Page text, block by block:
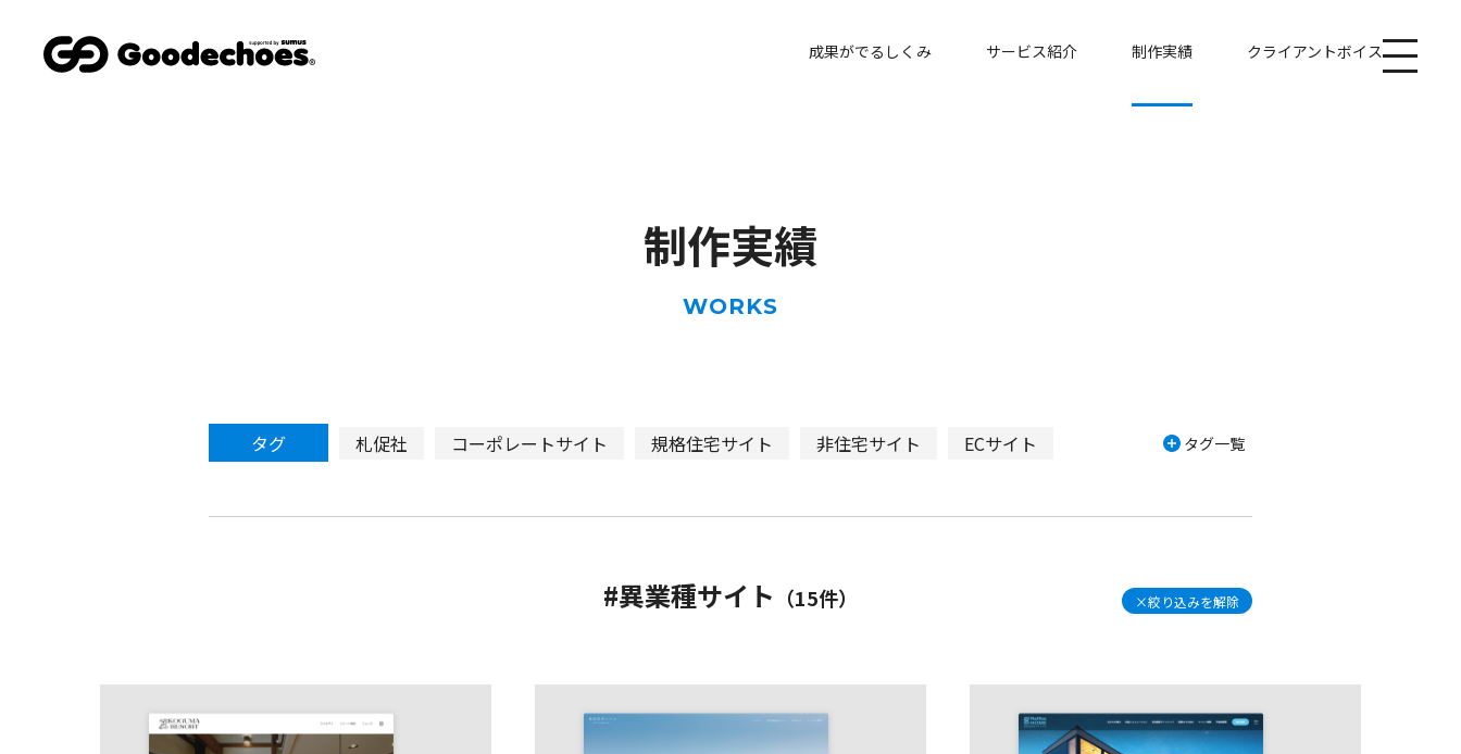
成果がでるしくみ サービス紹介 制作実績 クライアントボイス
制作実績
WORKS
タグ 札促社 コーポレートサイト 規格住宅サイト 非住宅サイト
ECサイト
シミュレーションサイト
リノベ・リフォームサイト 不動産サイト
採用サイト
タグ一覧
#異業種サイト （15件） ×絞り込みを解除